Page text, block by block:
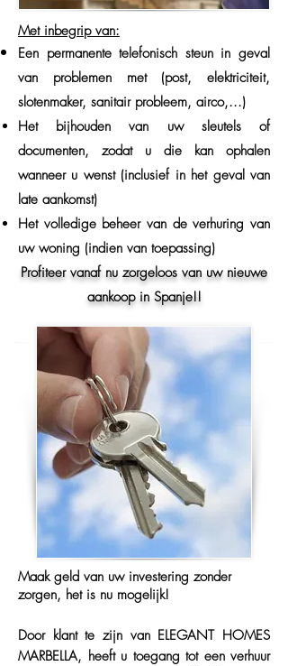
Met inbegrip van:
Een permanente telefonisch steun in geval
van problemen met (post, elektriciteit,
slotenmaker, sanitair probleem, airco,...)
Het bijhouden van uw sleutels of
documenten, zodat u die kan ophalen
wanneer u wenst (inclusief in het geval van
late aankomst)
Het volledige beheer van de verhuring van
uw woning (indien van toepassing)
Profiteer vanaf nu zorgeloos van uw nieuwe
aankoop in Spanje!!
Maak geld van uw investering zonder
zorgen, het is nu mogelijk!
Door klant te zijn van ELEGANT HOMES
MARBELLA, heeft u toegang tot een verhuur